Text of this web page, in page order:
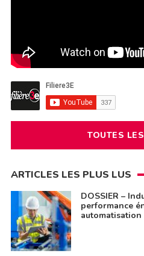
TOUTES
ARTICLES LES PLUS LUS
DOSSIER –
performance